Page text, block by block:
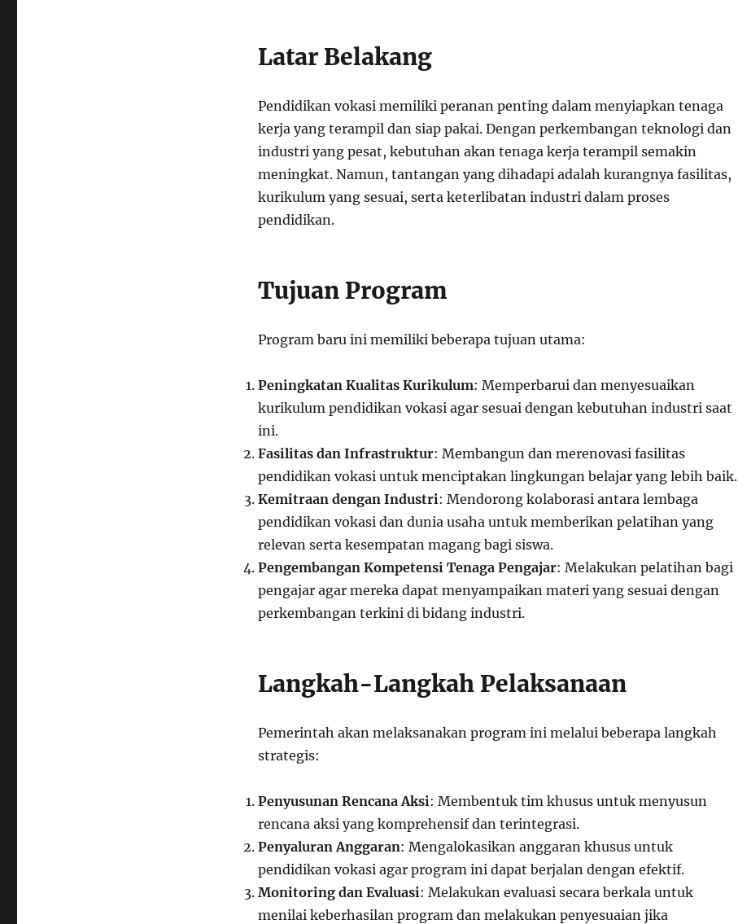
Latar Belakang
Pendidikan vokasi memiliki peranan penting dalam menyiapkan tenaga
kerja yang terampil dan siap pakai. Dengan perkembangan teknologi dan
industri yang pesat, kebutuhan akan tenaga kerja terampil semakin
meningkat. Namun, tantangan yang dihadapi adalah kurangnya fasilitas,
kurikulum yang sesuai, serta keterlibatan industri dalam proses
pendidikan.
Tujuan Program
Program baru ini memiliki beberapa tujuan utama:
Peningkatan Kualitas Kurikulum: Memperbarui dan menyesuaikan
kurikulum pendidikan vokasi agar sesuai dengan kebutuhan industri saat
ini.
Fasilitas dan Infrastruktur: Membangun dan merenovasi fasilitas
pendidikan vokasi untuk menciptakan lingkungan belajar yang lebih baik.
Kemitraan dengan Industri: Mendorong kolaborasi antara lembaga
pendidikan vokasi dan dunia usaha untuk memberikan pelatihan yang
relevan serta kesempatan magang bagi siswa.
Pengembangan Kompetensi Tenaga Pengajar: Melakukan pelatihan bagi
pengajar agar mereka dapat menyampaikan materi yang sesuai dengan
perkembangan terkini di bidang industri.
Langkah-Langkah Pelaksanaan
Pemerintah akan melaksanakan program ini melalui beberapa langkah
strategis:
Penyusunan Rencana Aksi: Membentuk tim khusus untuk menyusun
rencana aksi yang komprehensif dan terintegrasi.
Penyaluran Anggaran: Mengalokasikan anggaran khusus untuk
pendidikan vokasi agar program ini dapat berjalan dengan efektif.
Monitoring dan Evaluasi: Melakukan evaluasi secara berkala untuk
menilai keberhasilan program dan melakukan penyesuaian jika